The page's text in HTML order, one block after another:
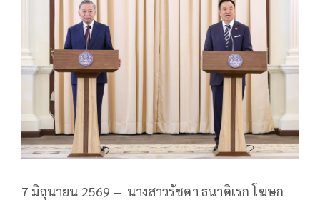
7 มิถุนายน 2569 – นางสาวรัชดา ธนาดิเรก โฆษก